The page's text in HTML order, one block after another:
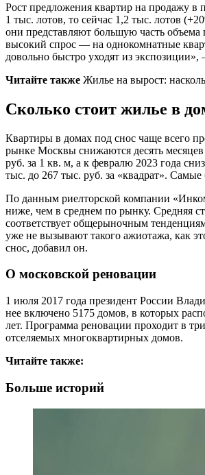
Рост предложения квартир на продажу в
1 тыс. лотов, то сейчас 1,2 тыс. лотов
они представляют большую часть
высокий спрос — на однокомнатные
довольно быстро уходят из
Читайте также Жилье на вырост:
Сколько стоит жилье в
Квартиры в домах под снос чаще всего
рынке Москвы снижаются десять
руб. за 1 кв. м, а к февралю 2023 года
тыс. до 267 тыс. руб. за «квадрат».
По данным риелторской компании
ниже, чем в среднем по рынку. Средняя
соответствует общерыночным
уже не вызывают такого ажиотажа, как
снос, добавил он.
О московской реновации
1 июля 2017 года президент России
нее включено 5175 домов, в которых
лет. Программа реновации проходит в
отселяемых многоквартирных домов.
Читайте также:
Больше историй